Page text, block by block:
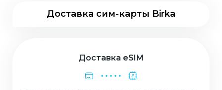
Доставка сим-карты Birka
Доставка eSIM